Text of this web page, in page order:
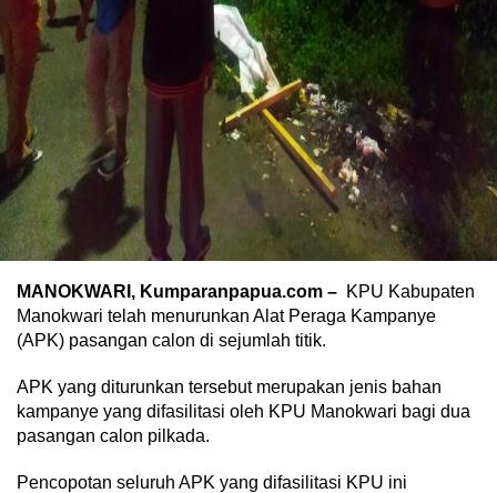
MANOKWARI, Kumparanpapua.com – KPU Kabupaten
Manokwari telah menurunkan Alat Peraga Kampanye
(APK) pasangan calon di sejumlah titik.
APK yang diturunkan tersebut merupakan jenis bahan
kampanye yang difasilitasi oleh KPU Manokwari bagi dua
pasangan calon pilkada.
Pencopotan seluruh APK yang difasilitasi KPU ini